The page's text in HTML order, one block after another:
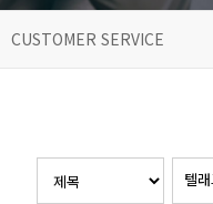
CUSTOMER SERVICE